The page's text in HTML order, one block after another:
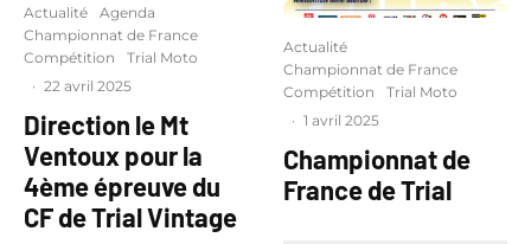
Actualité
Agenda
Championnat de France
Compétition
Trial Moto
· 22 avril 2025
Direction le Mt
Ventoux pour la
4ème épreuve du
CF de Trial Vintage
Actualité
Championnat de France
Compétition
Trial Moto
· 1 avril 2025
Championnat de
France de Trial